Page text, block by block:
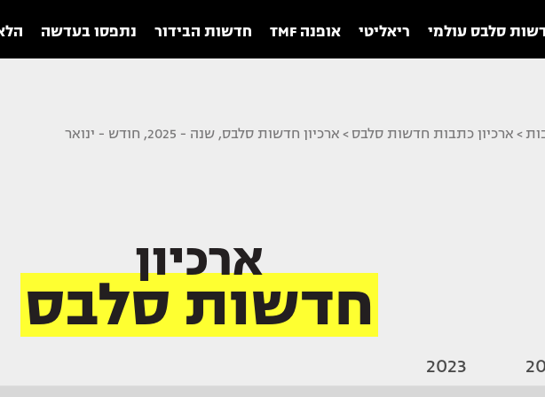
סלבס עולמי ריאליטי אופנה TMF חדשות הבידור נתפסו בעדשה
> ארכיון כתבות חדשות סלבס > ארכיון חדשות סלבס, שנה - 2025, חודש - ינואר
ארכיון
חדשות סלבס
2023